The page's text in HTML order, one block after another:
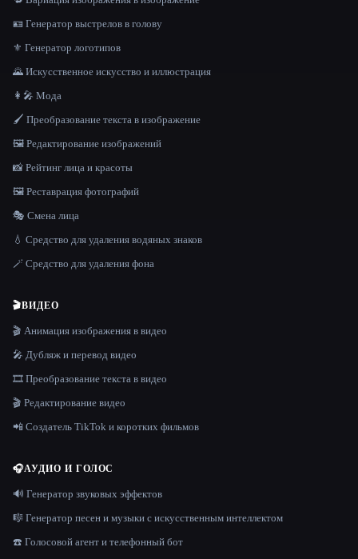
🪪 Генератор выстрелов в голову
⚜️ Генератор логотипов
🌄 Искусственное искусство и иллюстрация
👩‍🎤 Мода
🖌️ Преобразование текста в изображение
🖼️ Редактирование изображений
📸 Рейтинг лица и красоты
🖼️ Реставрация фотографий
🎭 Смена лица
💧 Средство для удаления водяных знаков
🪄 Средство для удаления фона
🎬ВИДЕО
🎬 Анимация изображения в видео
🎤 Дубляж и перевод видео
🎞️ Преобразование текста в видео
🎬 Редактирование видео
📲 Создатель TikTok и коротких фильмов
🎧АУДИО И ГОЛОС
🔊 Генератор звуковых эффектов
🎼 Генератор песен и музыки с искусственным интеллектом
☎️ Голосовой агент и телефонный бот